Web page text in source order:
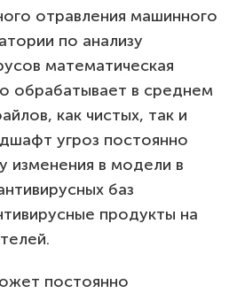
отравления машинного
по анализу
математическая
обрабатывает в среднем
как чистых, так и
угроз постоянно
изменения в модели в
баз
продукты на
постоянно